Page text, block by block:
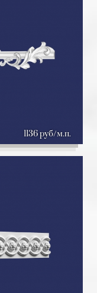
1136 руб/м.п.